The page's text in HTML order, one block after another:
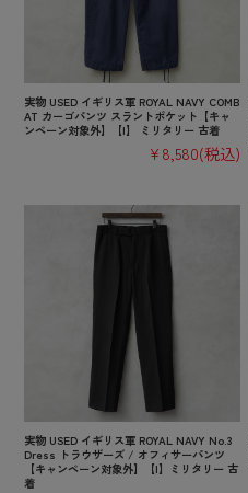
実物 USED イギリス軍 ROYAL NAVY COMB
AT カーゴパンツ スラントポケット【キャ
ンペーン対象外】【I】 ミリタリー 古着
¥8,580(税込)
実物 USED イギリス軍 ROYAL NAVY No.3
Dress トラウザーズ / オフィサーパンツ
【キャンペーン対象外】【I】ミリタリー 古
着